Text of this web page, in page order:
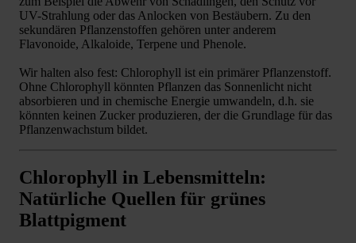
UV-Strahlung oder das Anlocken von Bestäubern. Zu den
sekundären Pflanzenstoffen gehören unter anderem
Flavonoide, Alkaloide, Terpene und Phenole.
Wir halten also fest: Chlorophyll ist ein primärer Pflanzenstoff.
Ohne Chlorophyll könnten Pflanzen das Sonnenlicht nicht
absorbieren und in chemische Energie umwandeln, d.h. sie
könnten keinen Zucker produzieren, der die Grundlage für das
Pflanzenwachstum bildet.
Chlorophyll in Lebensmitteln:
Natürliche Quellen für grünes
Blattpigment